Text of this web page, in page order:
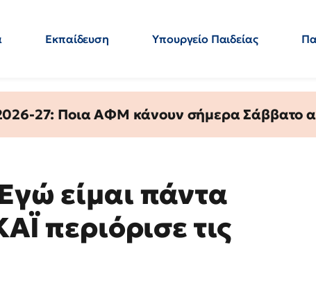
Εκπαίδευση Υπουργείο Παιδείας
27: Ποια ΑΦΜ κάνουν σήμερα Σάββατο
είμαι πάντα
περιόρισε τις